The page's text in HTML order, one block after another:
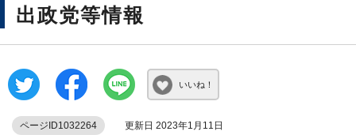
出政党等情報
いいね！
ページID1032264 更新日 2023年1月11日